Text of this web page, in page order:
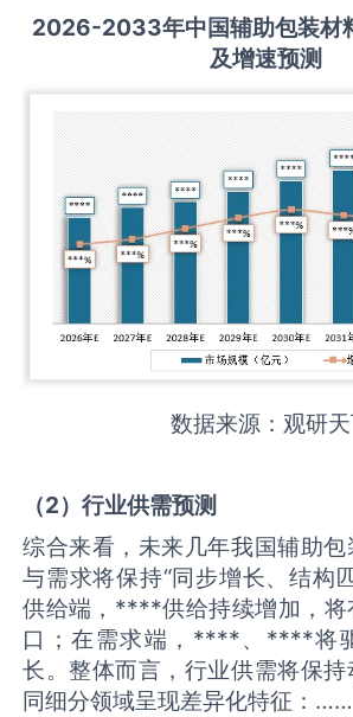
2026-2033年中国辅助包装材
及增速预测
数据来源：观研
（2）行业供需预测
综合来看，未来几年我国辅助
与需求将保持“同步增长、结构
供给端，****供给持续增加，将
口；在需求端，****、****将
长。整体而言，行业供需将保
同细分领域呈现差异化特征：……